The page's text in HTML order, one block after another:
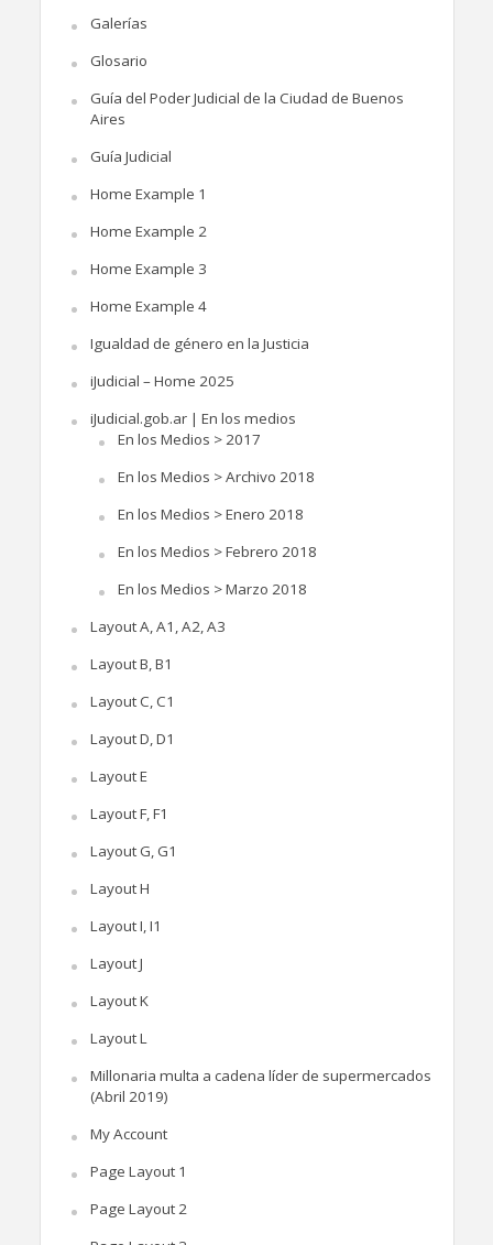
Galerías
Glosario
Guía del Poder Judicial de la Ciudad de Buenos
Aires
Guía Judicial
Home Example 1
Home Example 2
Home Example 3
Home Example 4
Igualdad de género en la Justicia
iJudicial – Home 2025
iJudicial.gob.ar | En los medios
En los Medios > 2017
En los Medios > Archivo 2018
En los Medios > Enero 2018
En los Medios > Febrero 2018
En los Medios > Marzo 2018
Layout A, A1, A2, A3
Layout B, B1
Layout C, C1
Layout D, D1
Layout E
Layout F, F1
Layout G, G1
Layout H
Layout I, I1
Layout J
Layout K
Layout L
Millonaria multa a cadena líder de supermercados
(Abril 2019)
My Account
Page Layout 1
Page Layout 2